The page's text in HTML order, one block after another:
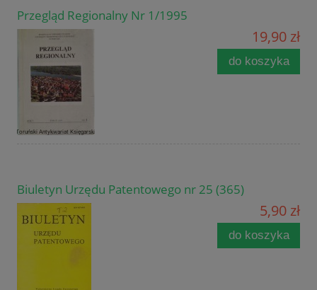
Przegląd Regionalny Nr 1/1995
19,90 zł
do koszyka
Biuletyn Urzędu Patentowego nr 25 (365)
5,90 zł
do koszyka